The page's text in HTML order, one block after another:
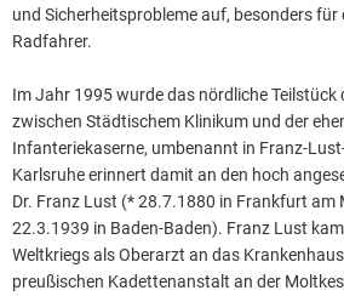
und Sicherheitsprobleme auf, besonders für
Radfahrer.
Im Jahr 1995 wurde das nördliche Teilstück
zwischen Städtischem Klinikum und der
Infanteriekaserne, umbenannt in Franz-
Karlsruhe erinnert damit an den hoch
Dr. Franz Lust (* 28.7.1880 in Frankfurt am
22.3.1939 in Baden-Baden). Franz Lust
Weltkriegs als Oberarzt an das
preußischen Kadettenanstalt an der